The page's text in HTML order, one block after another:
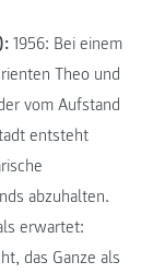
1956: Bei einem
Theo und
vom Aufstand
entsteht
abzuhalten.
erwartet:
das Ganze als